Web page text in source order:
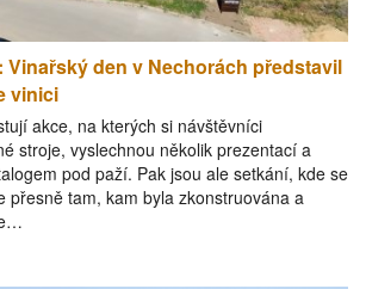
Vinařský den v Nechorách představil
vinici
akce, na kterých si návštěvníci
stroje, vyslechnou několik prezentací a
pod paží. Pak jsou ale setkání, kde se
přesně tam, kam byla zkonstruována a